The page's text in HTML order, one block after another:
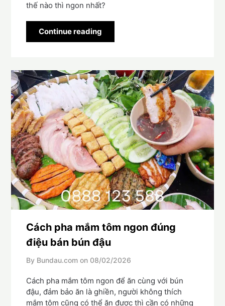
thế nào thì ngon nhất?
Continue reading
Cách pha mắm tôm ngon đúng
điệu bán bún đậu
By Bundau.com on 08/02/2026
Cách pha mắm tôm ngon để ăn cùng với bún
đậu, đảm bảo ăn là ghiền, người không thích
mắm tôm cũng có thể ăn được thì cần có những